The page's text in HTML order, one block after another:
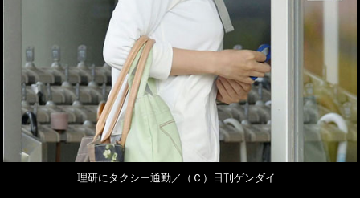
理研にタクシー通勤／（Ｃ）日刊ゲンダイ